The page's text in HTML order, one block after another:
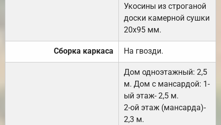
Укосины из строганой
доски камерной сушки
20х95 мм.
Сборка каркаса На гвозди.
Дом одноэтажный: 2,5
м. Дом с мансардой: 1-
ый этаж- 2,5 м.
2-ой этаж (мансарда)-
2,3 м.